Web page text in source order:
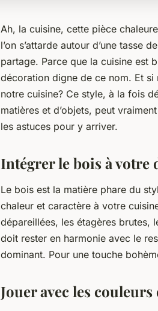
Ah, la cuisine, cette pièce
l’on s’attarde autour d’une tasse
partage. Parce que la cuisine est
décoration digne de ce nom. Et si
notre cuisine? Ce style, à la fois
matières et d’objets, peut
les astuces pour y arriver.
Intégrer le bois à votre
Le bois est la matière phare du
chaleur et caractère à votre
dépareillées, les étagères brutes,
doit rester en harmonie avec le
dominant. Pour une touche
Jouer avec les